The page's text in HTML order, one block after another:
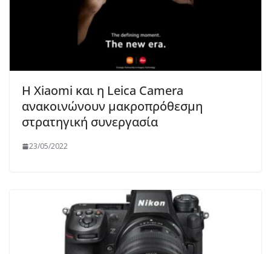
Η Xiaomi και η Leica Camera
ανακοινώνουν μακροπρόθεσμη
στρατηγική συνεργασία
23/05/2022